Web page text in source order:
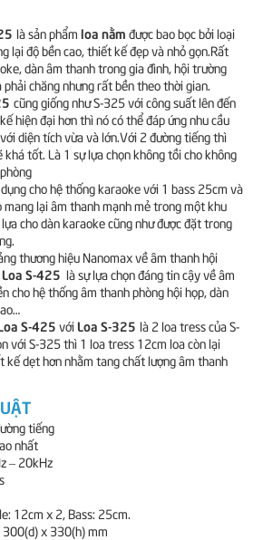
là sản phẩm loa nằm được bao bọc bởi loại
lại độ bền cao, thiết kế đẹp và nhỏ gọn.Rất
dàn âm thanh trong gia đình, hội trường
chăng nhưng rất bền theo thời gian.
cũng giống như S-325 với công suất lên đến
hiện đại hơn thì nó có thể đáp ứng nhu cầu
diện tích vừa và lớn.Với 2 đường tiếng thì
khá tốt. Là 1 sự lựa chọn không tồi cho không
cho hệ thống karaoke với 1 bass 25cm và
lại âm thanh mạnh mẻ trong một khu
cho dàn karaoke cũng như được đặt trong
thương hiệu Nanomax về âm thanh hội
Loa S-425 là sự lựa chọn đáng tin cậy về âm
cho hệ thống âm thanh phòng hội họp, dàn
S-425 với Loa S-325 là 2 loa tress của S-
với S-325 thì 1 loa tress 12cm loa còn lại
kế dẹt hơn nhằm tang chất lượng âm thanh
tiếng
nhất
– 20kHz
12cm x 2, Bass: 25cm.
x 330(h) mm